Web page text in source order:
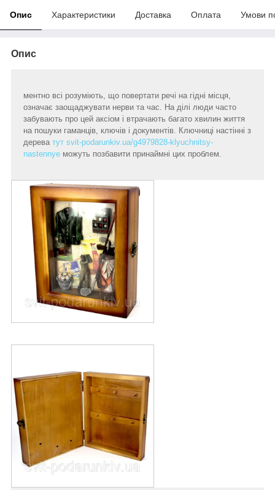
Опис Характеристики Доставка Оплата Умови
Опис
ментно всі розуміють, що повертати речі на гідні місця,
означає заощаджувати нерви та час. На ділі люди часто
забувають про цей аксіом і втрачають багато хвилин життя
на пошуки гаманців, ключів і документів. Ключниці настінні з
дерева тут svit-podarunkiv.ua/g4979828-klyuchnitsy-
nastennye можуть позбавити принаймні цих проблем.